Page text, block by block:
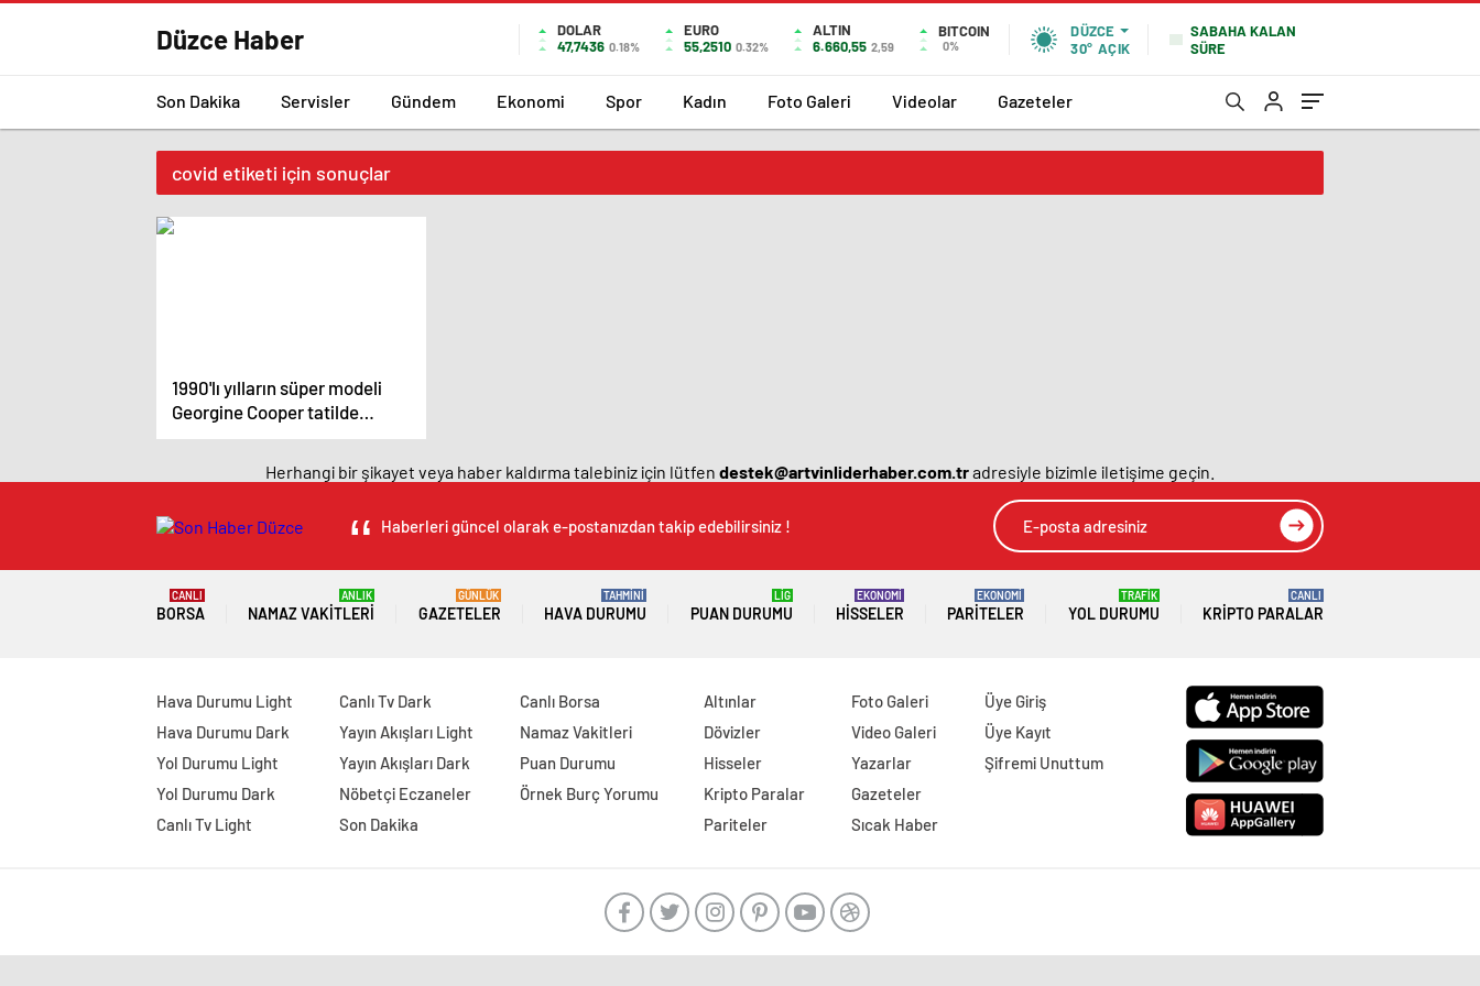
Düzce Haber
DOLAR
47,7436 0.18%
EURO
55,2510 0.32%
ALTIN
6.660,55 2,59
BITCOIN
0%
DÜZCE
30° AÇIK
SABAHA KALAN
SÜRE
Son Dakika Servisler Gündem Ekonomi Spor Kadın Foto Galeri Videolar Gazeteler
covid etiketi için sonuçlar
1990'lı yılların süper modeli
Georgine Cooper tatilde
hayatını kaybetti – Magazin
Herhangi bir şikayet veya haber kaldırma talebiniz için lütfen destek@artvinliderhaber.com.tradresiyle bizimle iletişime geçin.
Haberleri güncel olarak e-postanızdan takip edebilirsiniz !
BORSA
CANLI
NAMAZ VAKITLERI
ANLIK
GAZETELER
GÜNLÜK
HAVA DURUMU
TAHMİNİ
PUAN DURUMU
LİG
HISSELER
EKONOMİ
PARITELER
EKONOMİ
YOL DURUMU
TRAFİK
KRIPTO PARALAR
CANLI
Hava Durumu Light
Hava Durumu Dark
Yol Durumu Light
Yol Durumu Dark
Canlı Tv Light
Canlı Tv Dark
Yayın Akışları Light
Yayın Akışları Dark
Nöbetçi Eczaneler
Son Dakika
Canlı Borsa
Namaz Vakitleri
Puan Durumu
Örnek Burç Yorumu
Altınlar
Dövizler
Hisseler
Kripto Paralar
Pariteler
Foto Galeri
Video Galeri
Yazarlar
Gazeteler
Sıcak Haber
Üye Giriş
Üye Kayıt
Şifremi Unuttum